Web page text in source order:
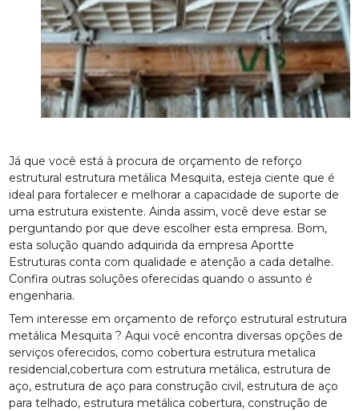
Já que você está à procura de orçamento de reforço
estrutural estrutura metálica Mesquita, esteja ciente que é
ideal para fortalecer e melhorar a capacidade de suporte de
uma estrutura existente. Ainda assim, você deve estar se
perguntando por que deve escolher esta empresa. Bom,
esta solução quando adquirida da empresa Aportte
Estruturas conta com qualidade e atenção a cada detalhe.
Confira outras soluções oferecidas quando o assunto é
engenharia.
Tem interesse em orçamento de reforço estrutural estrutura
metálica Mesquita ? Aqui você encontra diversas opções de
serviços oferecidos, como cobertura estrutura metalica
residencial,cobertura com estrutura metálica, estrutura de
aço, estrutura de aço para construção civil, estrutura de aço
para telhado, estrutura metálica cobertura, construção de